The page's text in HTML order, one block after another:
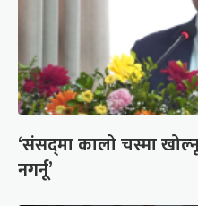
‘संसद्‍मा कालो चस्मा
नगर्नू’